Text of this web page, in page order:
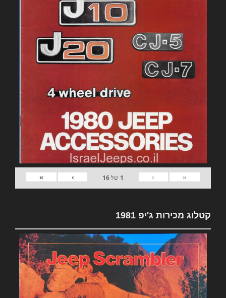
«
‹
1 של16
›
»
קטלוג מכירות ג'יפ 1981